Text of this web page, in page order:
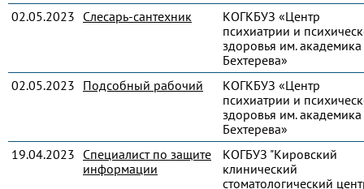
02.05.2023 Слесарь-сантехник
КОГКБУЗ «Центр
психиатрии и
здоровья им.
Бехтерева»
02.05.2023 Подсобный рабочий
КОГКБУЗ «Центр
психиатрии и
здоровья им.
Бехтерева»
19.04.2023 Специалист по защите
информации
КОГБУЗ "Кировский
клинический
стоматологический